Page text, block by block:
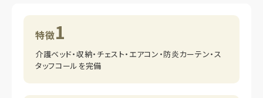
特徴1
介護ベッド・収納・チェスト・エアコン・防炎カーテン・ス
タッフコールを完備